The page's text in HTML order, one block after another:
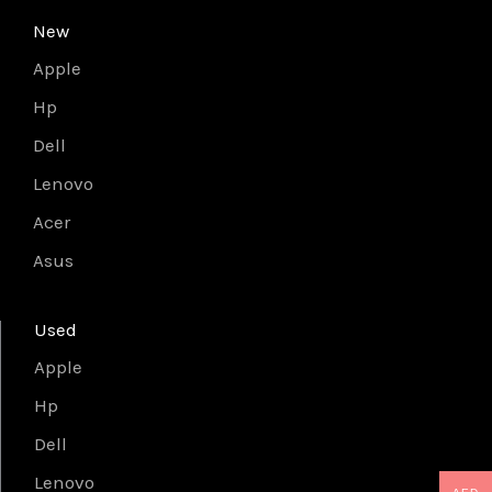
New
Apple
Hp
Dell
Lenovo
Acer
Asus
Used
Apple
Hp
Dell
Lenovo